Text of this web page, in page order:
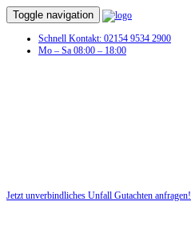
Toggle navigation
Schnell Kontakt: 02154 9534 2900
Mo – Sa 08:00 – 18:00
Jetzt unverbindliches Unfall Gutachten anfragen!